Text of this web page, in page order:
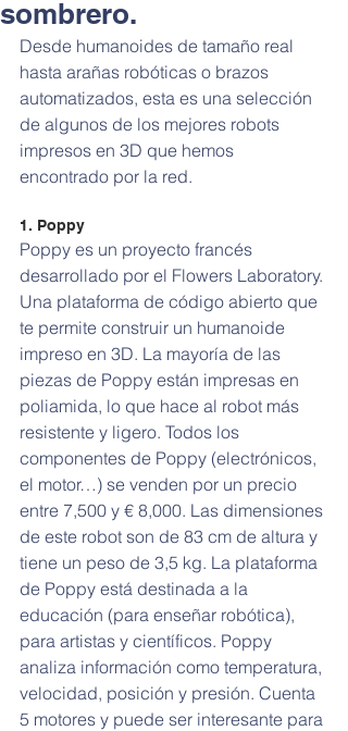
sombrero.
Desde humanoides de tamaño real
hasta arañas robóticas o brazos
automatizados, esta es una selección
de algunos de los mejores robots
impresos en 3D que hemos
encontrado por la red.
1. Poppy
Poppy es un proyecto francés
desarrollado por el Flowers Laboratory.
Una plataforma de código abierto que
te permite construir un humanoide
impreso en 3D. La mayoría de las
piezas de Poppy están impresas en
poliamida, lo que hace al robot más
resistente y ligero. Todos los
componentes de Poppy (electrónicos,
el motor…) se venden por un precio
entre 7,500 y € 8,000. Las dimensiones
de este robot son de 83 cm de altura y
tiene un peso de 3,5 kg. La plataforma
de Poppy está destinada a la
educación (para enseñar robótica),
para artistas y científicos. Poppy
analiza información como temperatura,
velocidad, posición y presión. Cuenta
5 motores y puede ser interesante para